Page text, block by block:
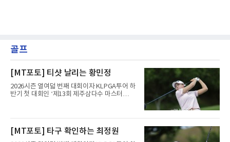
골프
[MT포토] 티샷 날리는 황민정
2026시즌 열여덟 번째 대회이자 KLPGA투어 하
반기 첫 대회인 ‘제13회 제주삼다수 마스터
트(파72/6,767야드)에서 열리고 있다.6일 현재
홀에서 경기하고 있다.
[MT포토] 타구 확인하는 최정원